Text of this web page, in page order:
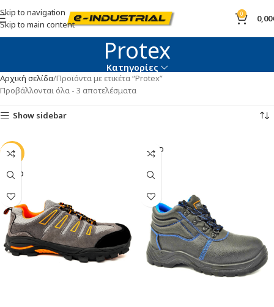
Skip to navigation
Skip to main content
0 0,00
Protex
Κατηγορίες
Αρχική σελίδα Προϊόντα με ετικέτα “Protex”
Προβάλλονται όλα - 3 αποτελέσματα
Show sidebar
-9%
SOLD
OUT
SOLD
OUT